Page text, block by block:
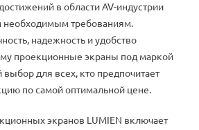
в областиAV-индустрии
необходимым требованиям.
, надежность и удобство
проекционные экраны под маркой
выбор для всех, кто предпочитает
по самой оптимальной цене.
экранов LUMIEN включает